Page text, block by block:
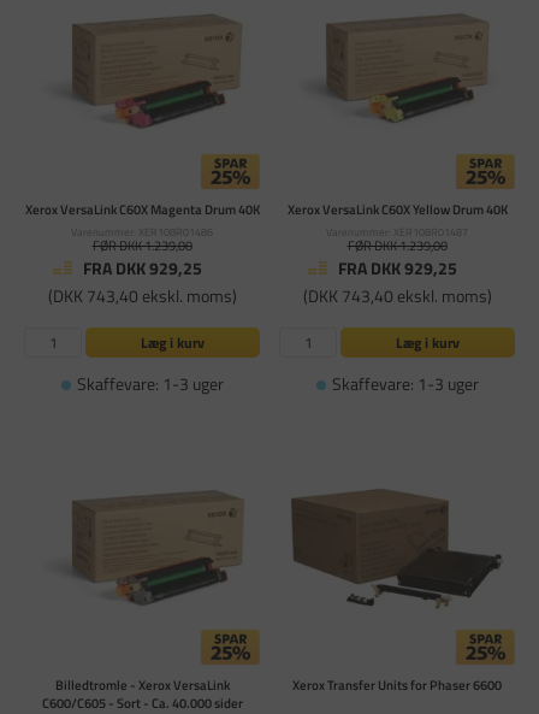
Xerox VersaLink C60X Magenta Drum 40K
Varenummer: XER108R01486
FØR DKK 1.239,00
FRA DKK 929,25
(DKK 743,40 ekskl. moms)
Læg i kurv
Skaffevare: 1-3 uger
Xerox VersaLink C60X Yellow Drum 40K
Varenummer: XER108R01487
FØR DKK 1.239,00
FRA DKK 929,25
(DKK 743,40 ekskl. moms)
Læg i kurv
Skaffevare: 1-3 uger
Billedtromle - Xerox VersaLink
C600/C605 - Sort - Ca. 40.000 sider
Xerox Transfer Units for Phaser 6600